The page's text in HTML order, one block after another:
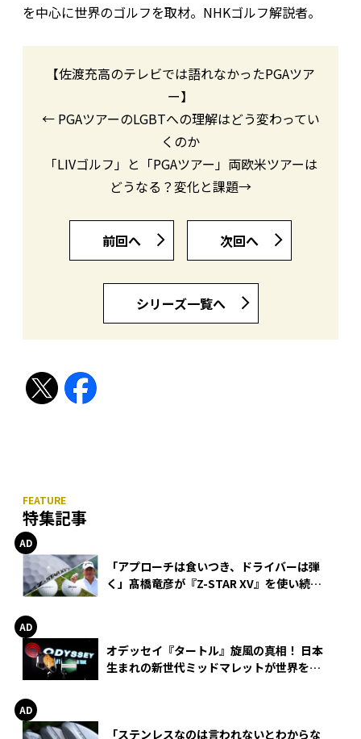
を中心に世界のゴルフを取材。NHKゴルフ解説者。
【佐渡充高のテレビでは語れなかったPGAツア
ー】
← PGAツアーのLGBTへの理解はどう変わってい
くのか
「LIVゴルフ」と「PGAツアー」両欧米ツアーは
どうなる？変化と課題→
前回へ 次回へ
シリーズ一覧へ
特集記事
「アプローチは食いつき、ドライバーは弾
く」髙橋竜彦が『Z-STAR XV』を使い続け
オデッセイ『タートル』旋風の真相！ 日本
生まれの新世代ミッドマレットが世界を席
「ステンレスなのは言われないとわからな